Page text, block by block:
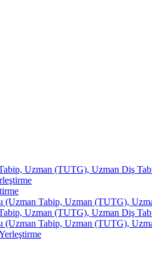
Uzman (TUTG), Uzman Diş
(Uzman Tabip, Uzman (TUTG),
Uzman (TUTG), Uzman Diş
(Uzman Tabip, Uzman (TUTG),